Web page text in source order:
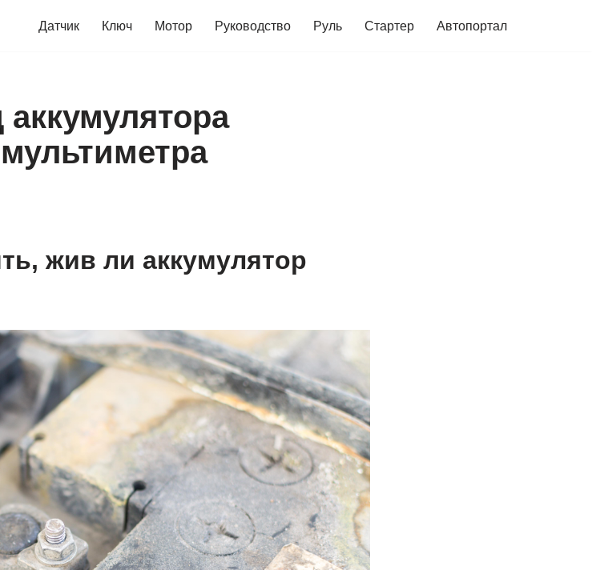
Датчик Ключ Мотор Руководство Руль Стартер Автопортал
аккумулятора
жив ли аккумулятор